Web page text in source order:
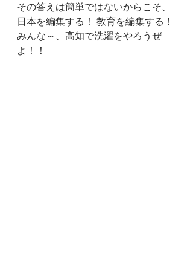
その答えは簡単ではないからこそ、
日本を編集する！ 教育を編集する！
みんな～、高知で洗濯をやろうぜ
よ！！